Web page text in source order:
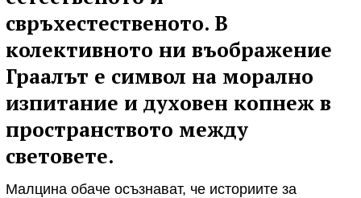
свръхестественото. В
колективното ни въображение
Граалът е символ на морално
изпитание и духовен копнеж в
пространството между
световете.
Малцина обаче осъзнават, че историите за